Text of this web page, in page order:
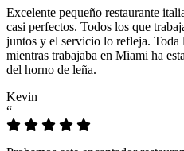
Excelente pequeño restaurante
casi perfectos. Todos los que
juntos y el servicio lo refleja. Toda
mientras trabajaba en Miami ha
del horno de leña.
Kevin
“